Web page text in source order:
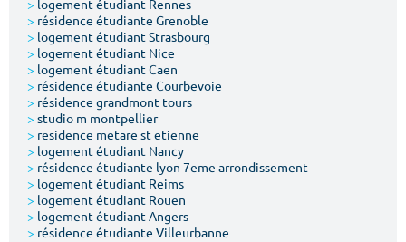
Chercher
> logement étudiant Rennes
> résidence étudiante Grenoble
> logement étudiant Strasbourg
> logement étudiant Nice
> logement étudiant Caen
> résidence étudiante Courbevoie
> résidence grandmont tours
> studio m montpellier
> residence metare st etienne
> logement étudiant Nancy
> résidence étudiante lyon 7eme arrondissement
> logement étudiant Reims
> logement étudiant Rouen
> logement étudiant Angers
> résidence étudiante Villeurbanne